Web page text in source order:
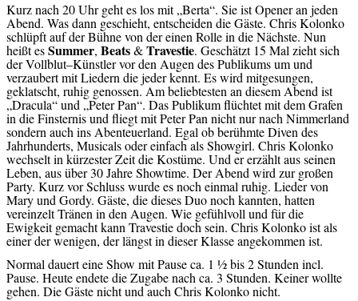
Kurz nach 20 Uhr geht es los mit „Berta“. Sie ist Opener an jeden
Abend. Was dann geschieht, entscheiden die Gäste. Chris Kolonko
schlüpft auf der Bühne von der einen Rolle in die Nächste. Nun
heißt esSummer, Beats&Travestie. Geschätzt 15 Mal zieht sich
der Vollblut–Künstler vor den Augen des Publikums um und
verzaubert mit Liedern die jeder kennt. Es wird mitgesungen,
geklatscht, ruhig genossen. Am beliebtesten an diesem Abend ist
„Dracula“ und „Peter Pan“. Das Publikum flüchtet mit dem Grafen
in die Finsternis und fliegt mit Peter Pan nicht nur nach Nimmerland
sondern auch ins Abenteuerland. Egal ob berühmte Diven des
Jahrhunderts, Musicals oder einfach als Showgirl. Chris Kolonko
wechselt in kürzester Zeit die Kostüme. Und er erzählt aus seinen
Leben, aus über 30 Jahre Showtime. Der Abend wird zur großen
Party. Kurz vor Schluss wurde es noch einmal ruhig. Lieder von
Mary und Gordy. Gäste, die dieses Duo noch kannten, hatten
vereinzelt Tränen in den Augen. Wie gefühlvoll und für die
Ewigkeit gemacht kann Travestie doch sein. Chris Kolonko ist als
einer der wenigen, der längst in dieser Klasse angekommen ist.
Normal dauert eine Show mit Pause ca. 1 ½ bis 2 Stunden incl.
Pause. Heute endete die Zugabe nach ca. 3 Stunden. Keiner wollte
gehen. Die Gäste nicht und auch Chris Kolonko nicht.